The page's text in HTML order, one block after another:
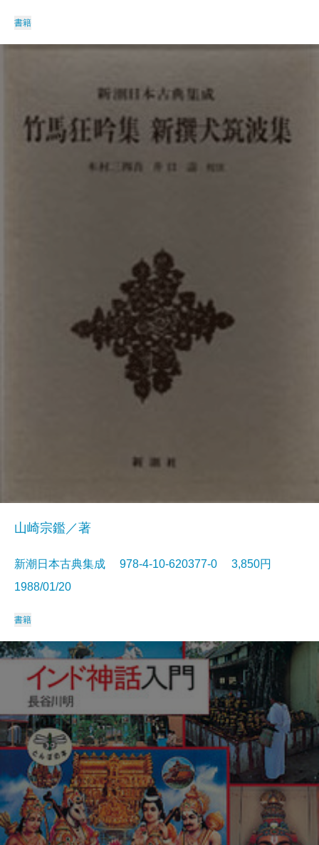
書籍
山崎宗鑑／著
新潮日本古典集成 978-4-10-620377-0 3,850円
1988/01/20
書籍